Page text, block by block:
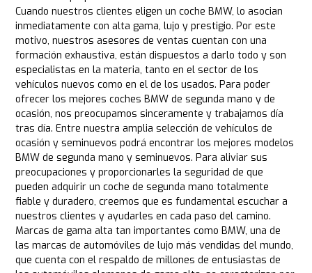
Cuando nuestros clientes eligen un coche BMW, lo asocian
inmediatamente con alta gama, lujo y prestigio. Por este
motivo, nuestros asesores de ventas cuentan con una
formación exhaustiva, están dispuestos a darlo todo y son
especialistas en la materia, tanto en el sector de los
vehículos nuevos como en el de los usados. Para poder
ofrecer los mejores coches BMW de segunda mano y de
ocasión, nos preocupamos sinceramente y trabajamos día
tras día. Entre nuestra amplia selección de vehículos de
ocasión y seminuevos podrá encontrar los mejores modelos
BMW de segunda mano y seminuevos. Para aliviar sus
preocupaciones y proporcionarles la seguridad de que
pueden adquirir un coche de segunda mano totalmente
fiable y duradero, creemos que es fundamental escuchar a
nuestros clientes y ayudarles en cada paso del camino.
Marcas de gama alta tan importantes como BMW, una de
las marcas de automóviles de lujo más vendidas del mundo,
que cuenta con el respaldo de millones de entusiastas de